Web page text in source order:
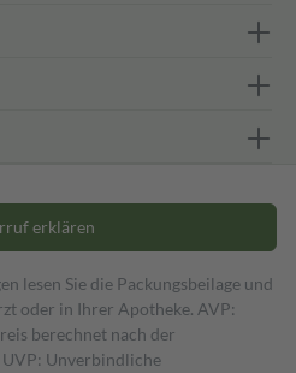
erklären
lesen Sie die Packungsbeilage und
oder in Ihrer Apotheke. AVP:
berechnet nach der
Unverbindliche